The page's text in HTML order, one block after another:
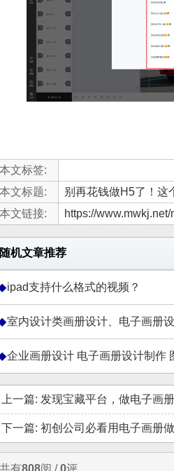
本文标签:
本文标题:
别再花钱做H5了！这
本文链接:
https://
随机文章推荐
ipad支持什么格式的视频？
室内设计类画册设计、电子画册设计欣赏
企业画册设计 电子画册设计制作 图册设计 产品目录制
上一篇: 发现宝藏平台，做电子画
下一篇: 初创公司必看用电子画册
共有808阅 /0评